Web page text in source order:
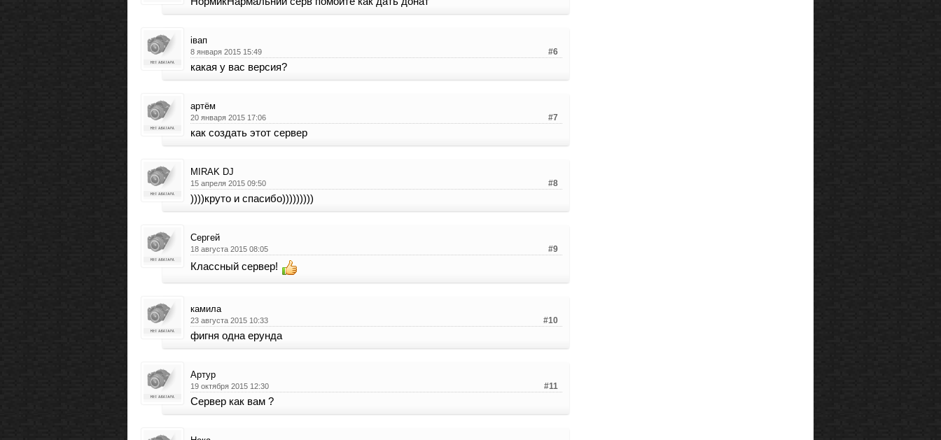
івап
8 января 2015 15:49 #6
какая у вас версия?
артём
20 января 2015 17:06 #7
как создать этот сервер
MIRAK DJ
15 апреля 2015 09:50 #8
))))круто и спасибо)))))))))
Сергей
18 августа 2015 08:05 #9
Классный сервер!
камила
23 августа 2015 10:33 #10
фигня одна ерунда
Артур
19 октября 2015 12:30 #11
Сервер как вам ?